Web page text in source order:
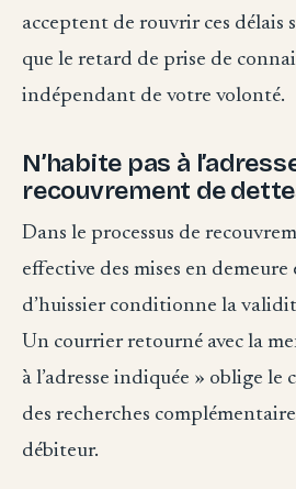
acceptent de rouvrir ces délais
que le retard de prise de
indépendant de votre volonté.
N’habite pas à
recouvrement de
Dans le processus de
effective des mises en demeure
d’huissier conditionne la
Un courrier retourné avec la
à l’adresse indiquée » oblige le
des recherches
débiteur.